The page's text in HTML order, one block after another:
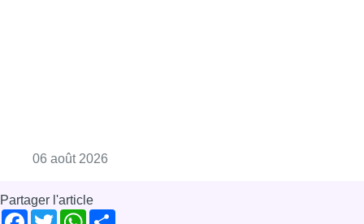
06 août 2026
Partager l'article
Facebook
TwitterWhatsApp